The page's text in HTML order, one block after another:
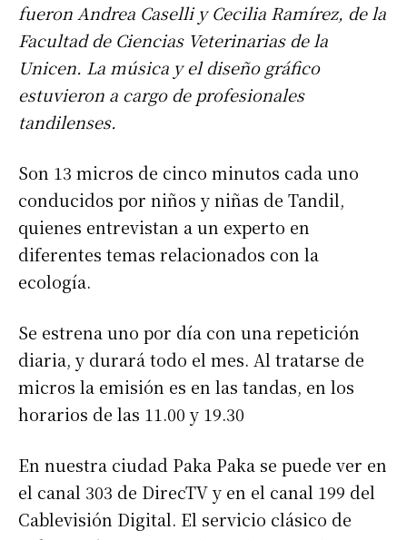
fueron Andrea Caselli y Cecilia Ramírez, de la
Facultad de Ciencias Veterinarias de la
Unicen. La música y el diseño gráfico
estuvieron a cargo de profesionales
tandilenses.
Son 13 micros de cinco minutos cada uno
conducidos por niños y niñas de Tandil,
quienes entrevistan a un experto en
diferentes temas relacionados con la
ecología.
Se estrena uno por día con una repetición
diaria, y durará todo el mes. Al tratarse de
micros la emisión es en las tandas, en los
horarios de las 11.00 y 19.30
En nuestra ciudad Paka Paka se puede ver en
el canal 303 de DirecTV y en el canal 199 del
Cablevisión Digital. El servicio clásico de